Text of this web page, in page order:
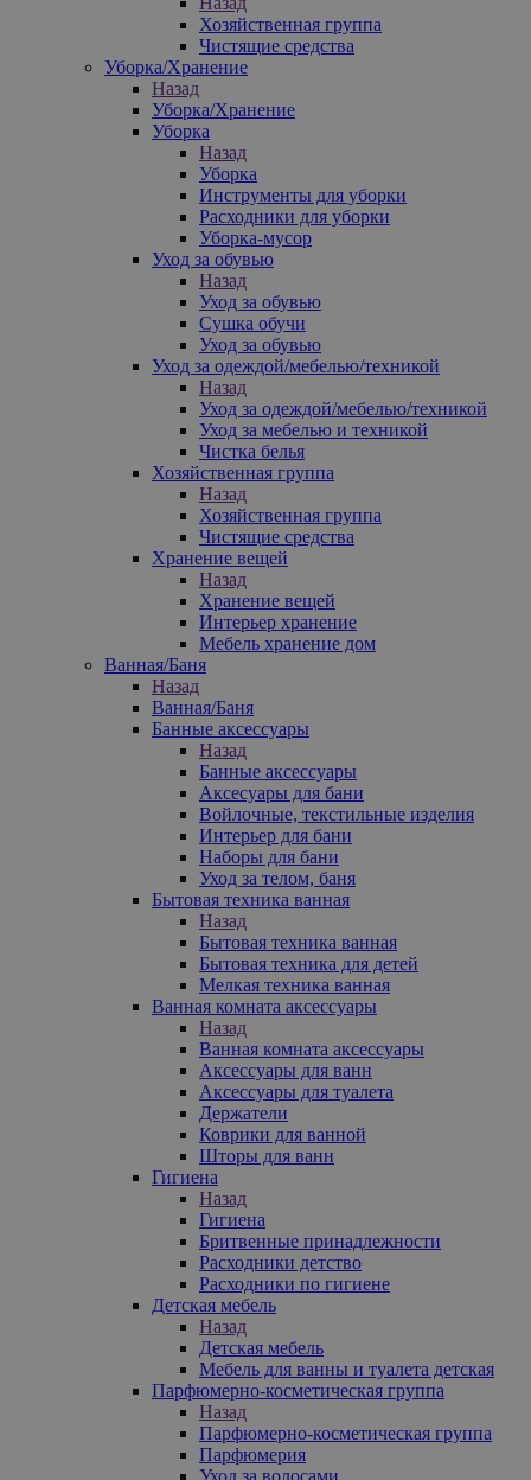
Хозяйственная группа
Чистящие средства
Уборка/Хранение
Назад
Уборка/Хранение
Уборка
Назад
Уборка
Инструменты для уборки
Расходники для уборки
Уборка-мусор
Уход за обувью
Назад
Уход за обувью
Сушка обучи
Уход за обувью
Уход за одеждой/мебелью/техникой
Назад
Уход за одеждой/мебелью/техникой
Уход за мебелью и техникой
Чистка белья
Хозяйственная группа
Назад
Хозяйственная группа
Чистящие средства
Хранение вещей
Назад
Хранение вещей
Интерьер хранение
Мебель хранение дом
Ванная/Баня
Назад
Ванная/Баня
Банные аксессуары
Назад
Банные аксессуары
Аксесуары для бани
Войлочные, текстильные изделия
Интерьер для бани
Наборы для бани
Уход за телом, баня
Бытовая техника ванная
Назад
Бытовая техника ванная
Бытовая техника для детей
Мелкая техника ванная
Ванная комната аксессуары
Назад
Ванная комната аксессуары
Аксессуары для ванн
Аксессуары для туалета
Держатели
Коврики для ванной
Шторы для ванн
Гигиена
Назад
Гигиена
Бритвенные принадлежности
Расходники детство
Расходники по гигиене
Детская мебель
Назад
Детская мебель
Мебель для ванны и туалета детская
Парфюмерно-косметическая группа
Назад
Парфюмерно-косметическая группа
Парфюмерия
Уход за волосами